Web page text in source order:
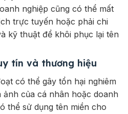
nghiệp cũng có thể mất
trực tuyến hoặc phải chi
kỹ thuật để khôi phục lại tên
tín và thương hiệu
có thể gây tổn hại nghiêm
của cá nhân hoặc doanh
thể sử dụng tên miền cho